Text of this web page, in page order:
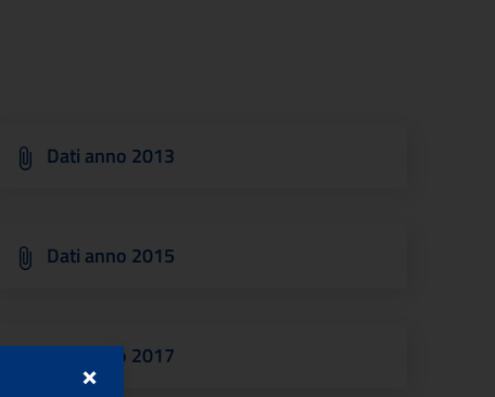
Dati anno 2013
Dati anno 2015
Dati anno 2017
×